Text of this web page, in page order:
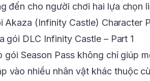
đến cho người chơi hai lựa chọn
Akaza (Infinity Castle) Character
gói DLC Infinity Castle – Part 1
gói Season Pass không chỉ giúp
vào nhiều nhân vật khác thuộc